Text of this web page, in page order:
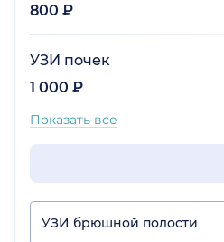
800 ₽
УЗИ почек
1 000 ₽
Показать все
УЗИ брюшной полости